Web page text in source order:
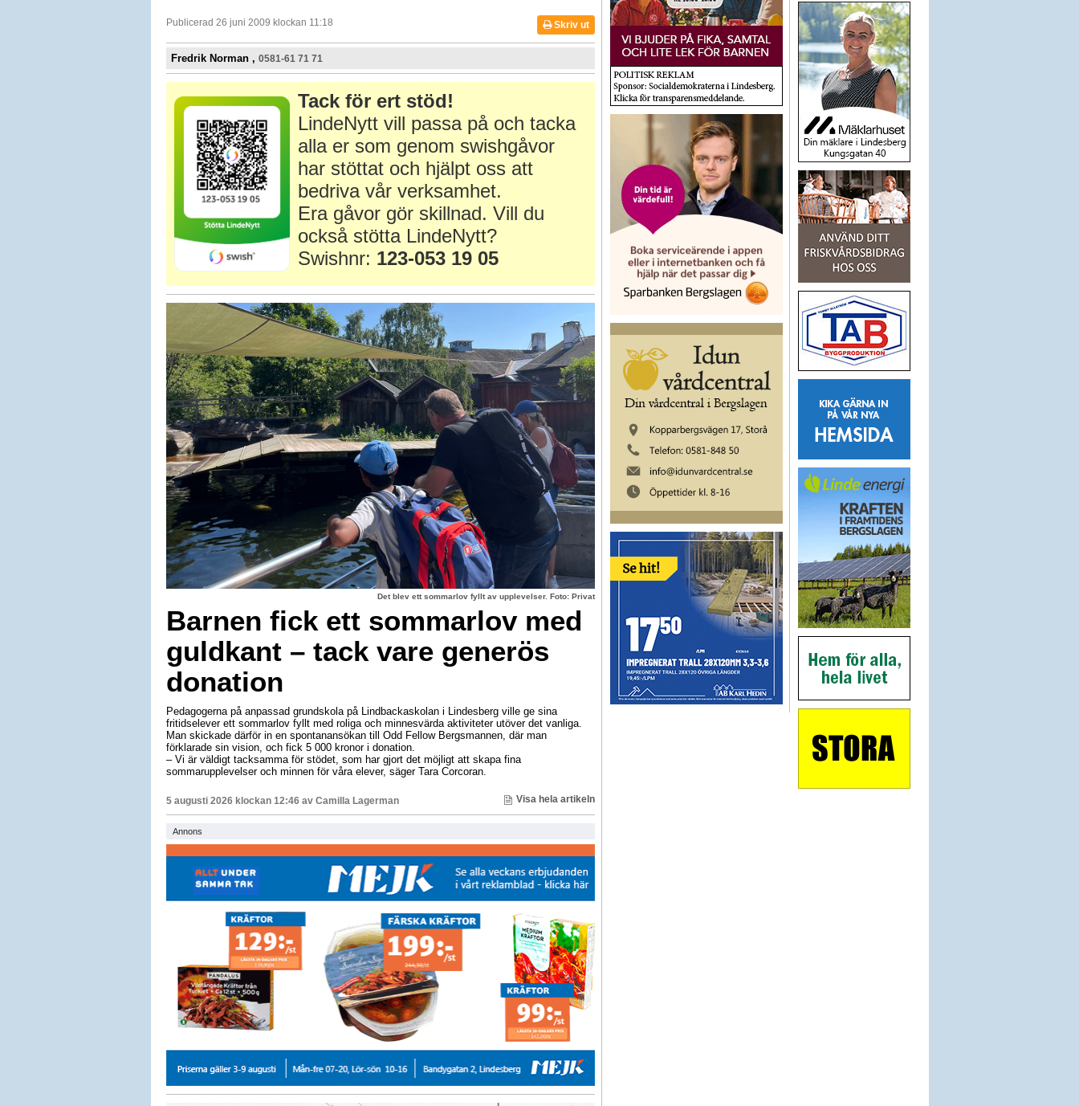
Publicerad 26 juni 2009 klockan 11:18 Skriv ut
Fredrik Norman , 0581-61 71 71
Tack för ert stöd!
LindeNytt vill passa på och tacka
alla er som genom swishgåvor
har stöttat och hjälpt oss att
bedriva vår verksamhet.
Era gåvor gör skillnad. Vill du
också stötta LindeNytt?
Swishnr: 123-053 19 05
Det blev ett sommarlov fyllt av upplevelser. Foto: Privat
Barnen fick ett sommarlov med
guldkant – tack vare generös
donation
Pedagogerna på anpassad grundskola på Lindbackaskolan i Lindesberg ville ge sina
fritidselever ett sommarlov fyllt med roliga och minnesvärda aktiviteter utöver det vanliga.
Man skickade därför in en spontanansökan till Odd Fellow Bergsmannen, där man
förklarade sin vision, och fick 5 000 kronor i donation.
– Vi är väldigt tacksamma för stödet, som har gjort det möjligt att skapa fina
sommarupplevelser och minnen för våra elever, säger Tara Corcoran.
5 augusti 2026 klockan 12:46 av Camilla Lagerman Visa hela artikeln
Annons